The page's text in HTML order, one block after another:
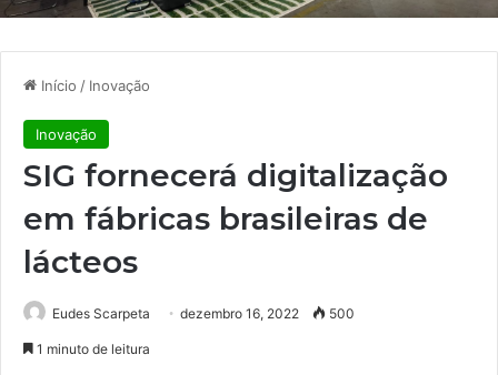
Início / Inovação
Inovação
SIG fornecerá digitalização
em fábricas brasileiras de
lácteos
Eudes Scarpeta dezembro 16, 2022 500
1 minuto de leitura